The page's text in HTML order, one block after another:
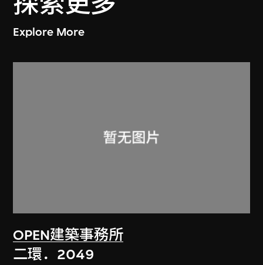
Explore More
OPEN建築事務所
二環．2049